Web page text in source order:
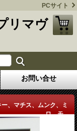
PCサイト
リマヴ
お問い合せ
、マチス、ムンク、ミ
ロ、モ...